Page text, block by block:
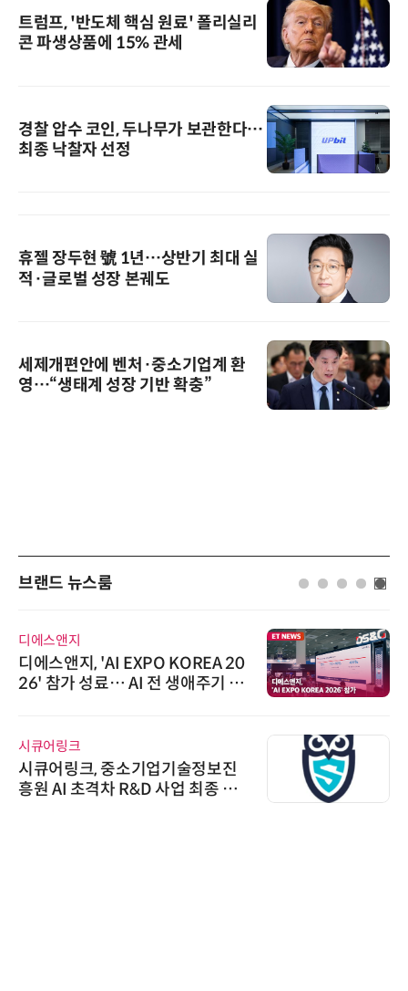
트럼프, '반도체 핵심 원료' 폴리실리
콘 파생상품에 15% 관세
경찰 압수 코인, 두나무가 보관한다…
최종 낙찰자 선정
휴젤 장두현 號 1년…상반기 최대 실
적·글로벌 성장 본궤도
세제개편안에 벤처·중소기업계 환
영…“생태계 성장 기반 확충”
브랜드 뉴스룸
디에스앤지
디에스앤지, 'AI EXPO KOREA 20
26' 참가 성료… AI 전 생애주기 아
시큐어링크
시큐어링크, 중소기업기술정보진
흥원 AI 초격차 R&D 사업 최종 선